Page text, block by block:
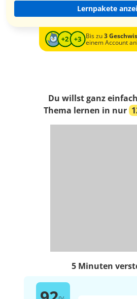
Lernpakete
Bis zu3
einem Account
Du willst ganz
Thema lernen in nur
5 Minuten